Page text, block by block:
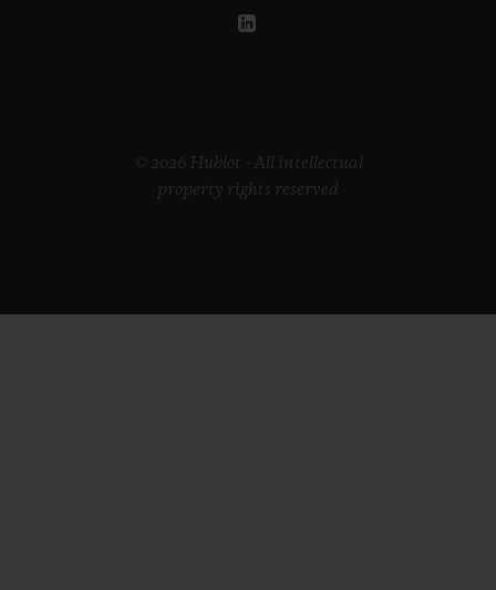
© 2026 Hublot - All intellectual
property rights reserved